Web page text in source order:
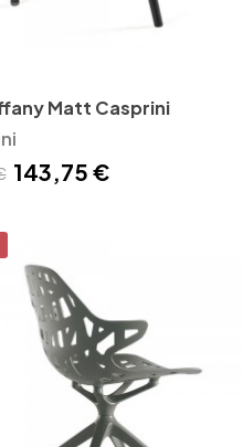
Matt Casprini
143,75 €